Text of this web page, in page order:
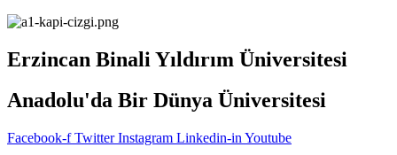
Erzincan Binali Yıldırım Üniversitesi
Anadolu'da Bir Dünya Üniversitesi
Facebook-f Twitter Instagram Linkedin-in Youtube